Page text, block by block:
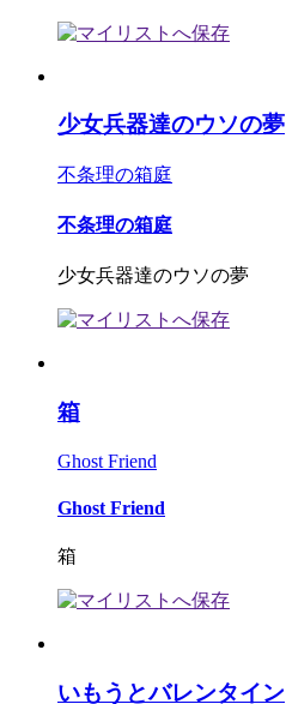
少女兵器達のウソの夢
不条理の箱庭
不条理の箱庭
少女兵器達のウソの夢
箱
Ghost Friend
Ghost Friend
箱
いもうとバレンタイン